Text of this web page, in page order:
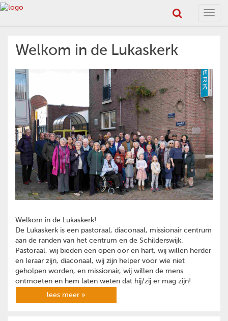
Welkom in de Lukaskerk
Welkom in de Lukaskerk!
De Lukaskerk is een pastoraal, diaconaal, missionair centrum
aan de randen van het centrum en de Schilderswijk.
Pastoraal, wij bieden een open oor en hart, wij willen herder
en leraar zijn, diaconaal, wij zijn helper voor wie niet
geholpen worden, en missionair, wij willen de mens
ontmoeten en hem laten weten dat hij/zij er mag zijn!
lees meer »